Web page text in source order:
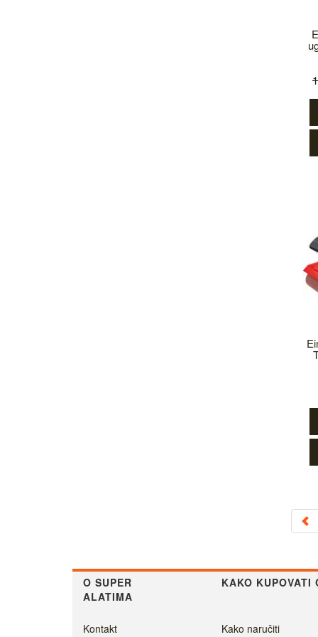
O SUPER
ALATIMA
KAKO KUPOVATI
Kontakt Kako naručiti